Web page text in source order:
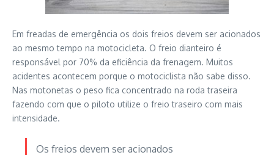
Em freadas de emergência os dois freios devem ser acionados
ao mesmo tempo na motocicleta. O freio dianteiro é
responsável por 70% da eficiência da frenagem. Muitos
acidentes acontecem porque o motociclista não sabe disso.
Nas motonetas o peso fica concentrado na roda traseira
fazendo com que o piloto utilize o freio traseiro com mais
intensidade.
Os freios devem ser acionados